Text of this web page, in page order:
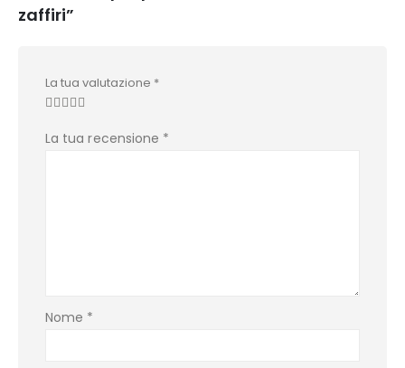
zaffiri”
La tua valutazione *
La tua recensione *
Nome *